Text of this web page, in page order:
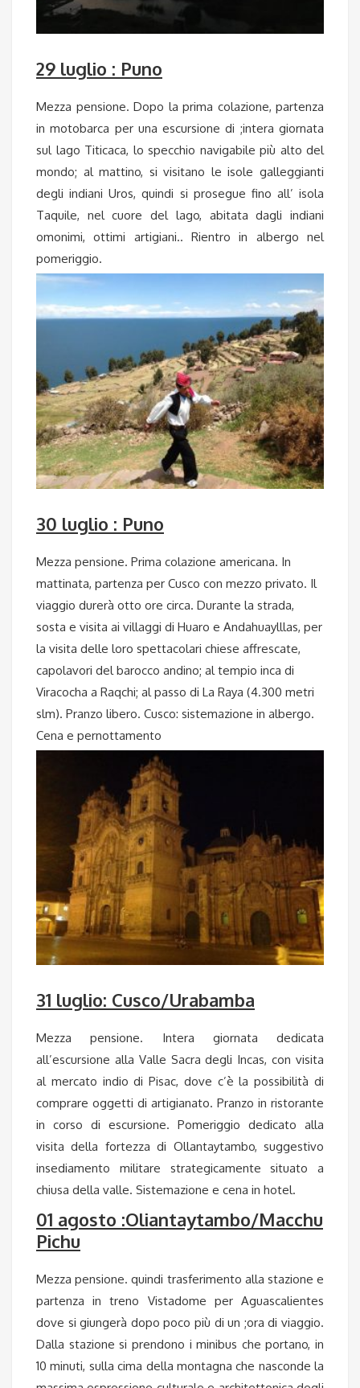
29 luglio : Puno
Mezza pensione. Dopo la prima colazione, partenza
in motobarca per una escursione di ;intera giornata
sul lago Titicaca, lo specchio navigabile più alto del
mondo; al mattino, si visitano le isole galleggianti
degli indiani Uros, quindi si prosegue fino all’ isola
Taquile, nel cuore del lago, abitata dagli indiani
omonimi, ottimi artigiani.. Rientro in albergo nel
pomeriggio.
30 luglio : Puno
Mezza pensione. Prima colazione americana. In
mattinata, partenza per Cusco con mezzo privato. Il
viaggio durerà otto ore circa. Durante la strada,
sosta e visita ai villaggi di Huaro e Andahuaylllas, per
la visita delle loro spettacolari chiese affrescate,
capolavori del barocco andino; al tempio inca di
Viracocha a Raqchi; al passo di La Raya (4.300 metri
slm). Pranzo libero. Cusco: sistemazione in albergo.
Cena e pernottamento
31 luglio: Cusco/Urabamba
Mezza pensione. Intera giornata dedicata
all’escursione alla Valle Sacra degli Incas, con visita
al mercato indio di Pisac, dove c’è la possibilità di
comprare oggetti di artigianato. Pranzo in ristorante
in corso di escursione. Pomeriggio dedicato alla
visita della fortezza di Ollantaytambo, suggestivo
insediamento militare strategicamente situato a
chiusa della valle. Sistemazione e cena in hotel.
01 agosto :Oliantaytambo/Macchu
Pichu
Mezza pensione. quindi trasferimento alla stazione e
partenza in treno Vistadome per Aguascalientes
dove si giungerà dopo poco più di un ;ora di viaggio.
Dalla stazione si prendono i minibus che portano, in
10 minuti, sulla cima della montagna che nasconde la